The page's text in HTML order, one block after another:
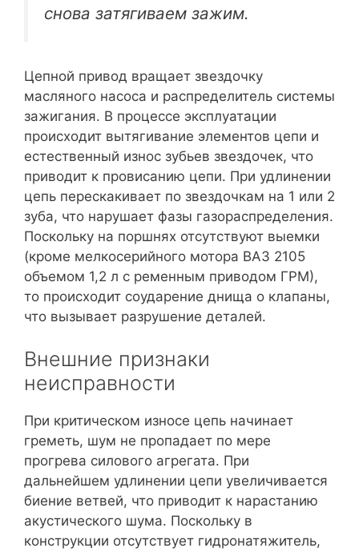
снова затягиваем зажим.
Цепной привод вращает звездочку
масляного насоса и распределитель системы
зажигания. В процессе эксплуатации
происходит вытягивание элементов цепи и
естественный износ зубьев звездочек, что
приводит к провисанию цепи. При удлинении
цепь перескакивает по звездочкам на 1 или 2
зуба, что нарушает фазы газораспределения.
Поскольку на поршнях отсутствуют выемки
(кроме мелкосерийного мотора ВАЗ 2105
объемом 1,2 л с ременным приводом ГРМ),
то происходит соударение днища о клапаны,
что вызывает разрушение деталей.
Внешние признаки
неисправности
При критическом износе цепь начинает
греметь, шум не пропадает по мере
прогрева силового агрегата. При
дальнейшем удлинении цепи увеличивается
биение ветвей, что приводит к нарастанию
акустического шума. Поскольку в
конструкции отсутствует гидронатяжитель,